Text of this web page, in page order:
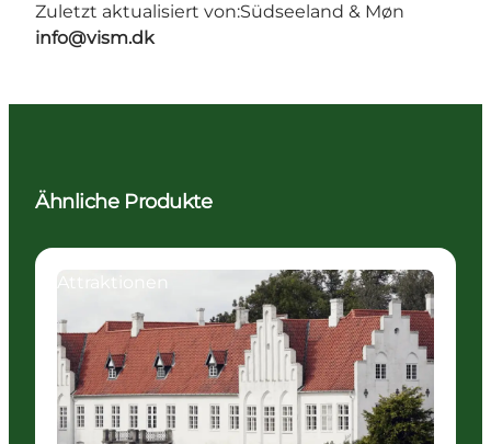
Zuletzt aktualisiert von:Südseeland & Møn
info@vism.dk
Ähnliche Produkte
Attraktionen